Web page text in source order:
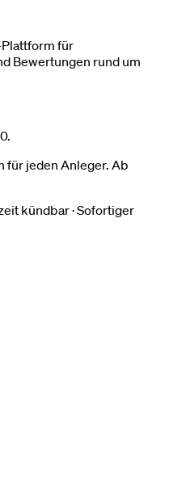
für
Bewertungen rund um
für jeden Anleger. Ab
kündbar · Sofortiger